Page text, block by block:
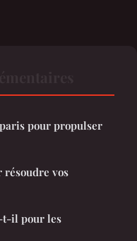
pour propulser
résoudre vos
t-il pour les